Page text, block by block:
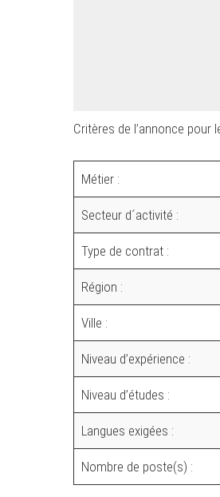
Critères de l’annonce pour
Métier :
Secteur d´activité :
Type de contrat :
Région :
Ville :
Niveau d’expérience :
Niveau d’études :
Langues exigées :
Nombre de poste(s) :